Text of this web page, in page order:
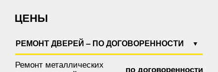
ЦЕНЫ
РЕМОНТ ДВЕРЕЙ – ПО ДОГОВОРЕННОСТИ
Ремонт металлических
по договоренности